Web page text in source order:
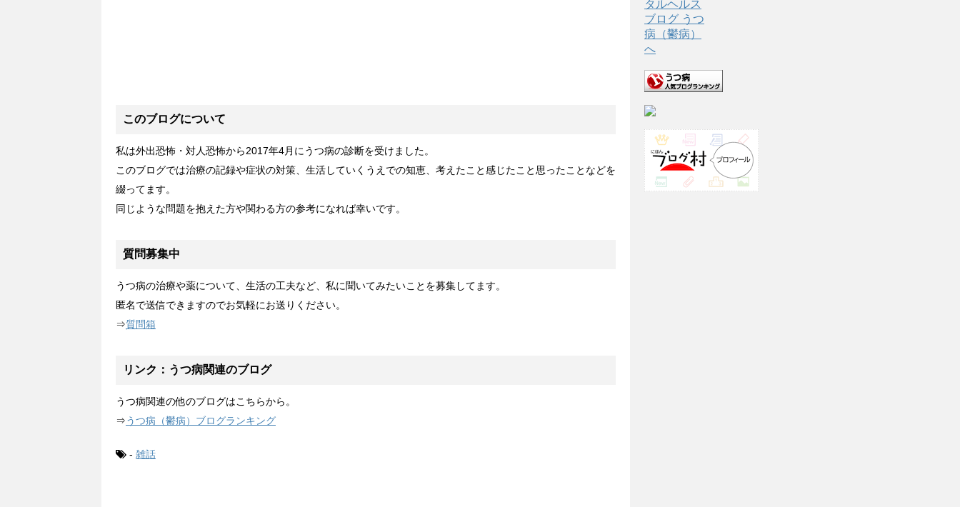
このブログについて
私は外出恐怖・対人恐怖から2017年4月にうつ病の診断を受けました。
このブログでは治療の記録や症状の対策、生活していくうえでの知恵、考えたこと感じたこと思ったことなどを
綴ってます。
同じような問題を抱えた方や関わる方の参考になれば幸いです。
質問募集中
うつ病の治療や薬について、生活の工夫など、私に聞いてみたいことを募集してます。
匿名で送信できますのでお気軽にお送りください。
⇒質問箱
リンク：うつ病関連のブログ
うつ病関連の他のブログはこちらから。
⇒うつ病（鬱病）ブログランキング
- 雑話